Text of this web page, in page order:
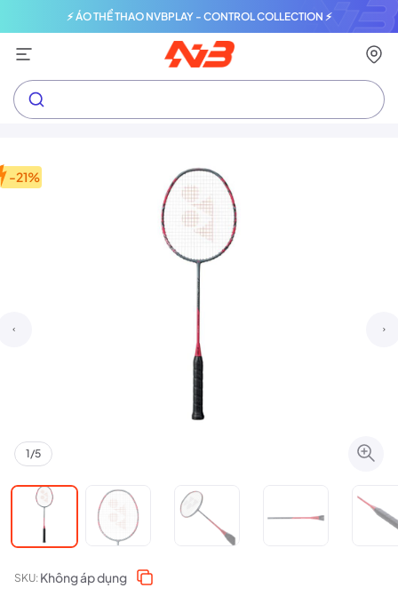
⚡ ÁO THỂ THAO NVBPLAY - CONTROL COLLECTION ⚡
-21%
1/5
SKU: Không áp dụng